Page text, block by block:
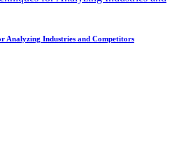
Analyzing Industries and Competitors